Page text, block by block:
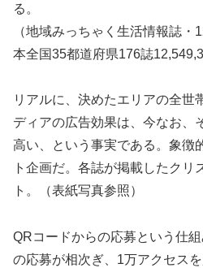
る。
（地域みっちゃく生活情報誌・
本全国35都道府県176誌
リアルに、決めたエリアの全世
ディアの広告効果は、今なお、
高い、という事実である。象徴
ト企画だ。各誌が掲載したクリ
ト。（表紙写真参照）
QRコードからの応募という仕
の応募が相次ぎ、1万アクセス